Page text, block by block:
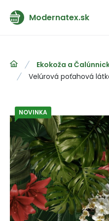
Modernatex.sk
Ekokoža a
Velúrová poťahová
NOVINKA